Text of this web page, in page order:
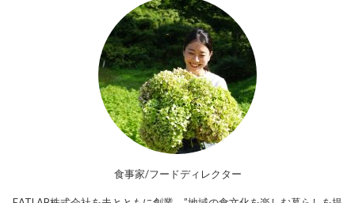
食事家/フードディレクター